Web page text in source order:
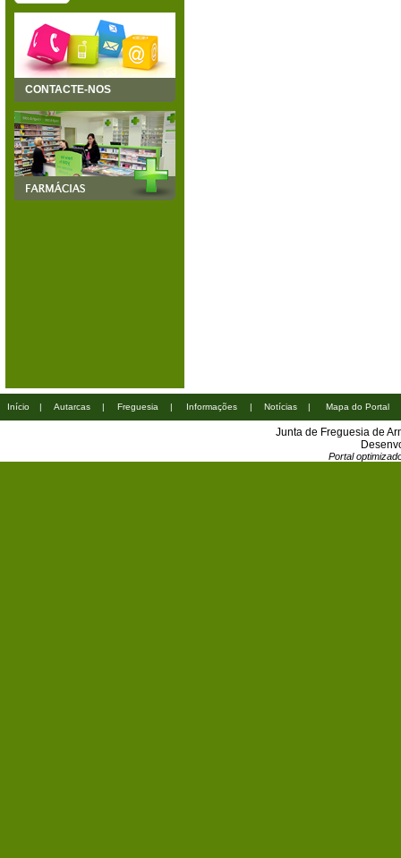
CONTACTE-NOS
Início | Autarcas | Freguesia | Informações | Notícias | Mapa do Portal
Junta de Freguesia de
Portal